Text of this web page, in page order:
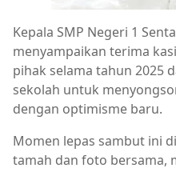
Kepala SMP Negeri 1
menyampaikan terima
pihak selama tahun 2025
sekolah untuk
dengan optimisme baru.
Momen lepas sambut ini
tamah dan foto bersama,